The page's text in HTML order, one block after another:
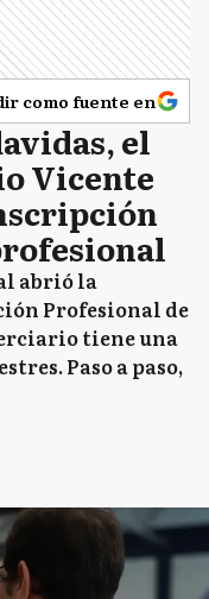
como fuente en
el
Vicente
abrió la
Profesional de
tiene una
Paso a paso,